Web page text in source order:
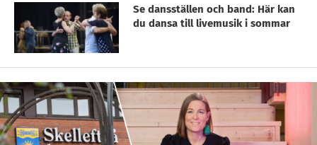
Se dansställen och band: Här kan
du dansa till livemusik i sommar